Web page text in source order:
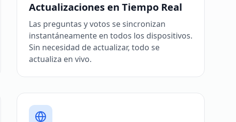
Actualizaciones en Tiempo Real
Las preguntas y votos se sincronizan
instantáneamente en todos los dispositivos.
Sin necesidad de actualizar, todo se
actualiza en vivo.